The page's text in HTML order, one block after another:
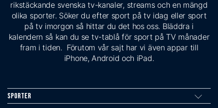
rikstäckande svenska tv-kanaler, streams och en mängd
olika sporter. Söker du efter sport på tv idag eller sport
på tv imorgon så hittar du det hos oss. Bläddra i
kalendern så kan du se tv-tablå för sport på TV månader
fram i tiden. Förutom vår sajt har vi även appar till
iPhone, Android och iPad.
Sporter